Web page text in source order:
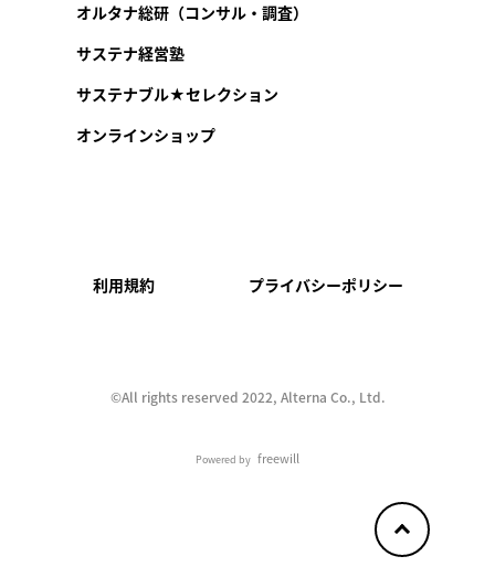
オルタナ総研（コンサル・調査）
サステナ経営塾
サステナブル★セレクション
オンラインショップ
利用規約 プライバシーポリシー
©︎All rights reserved 2022, Alterna Co., Ltd.
Powered by freewill